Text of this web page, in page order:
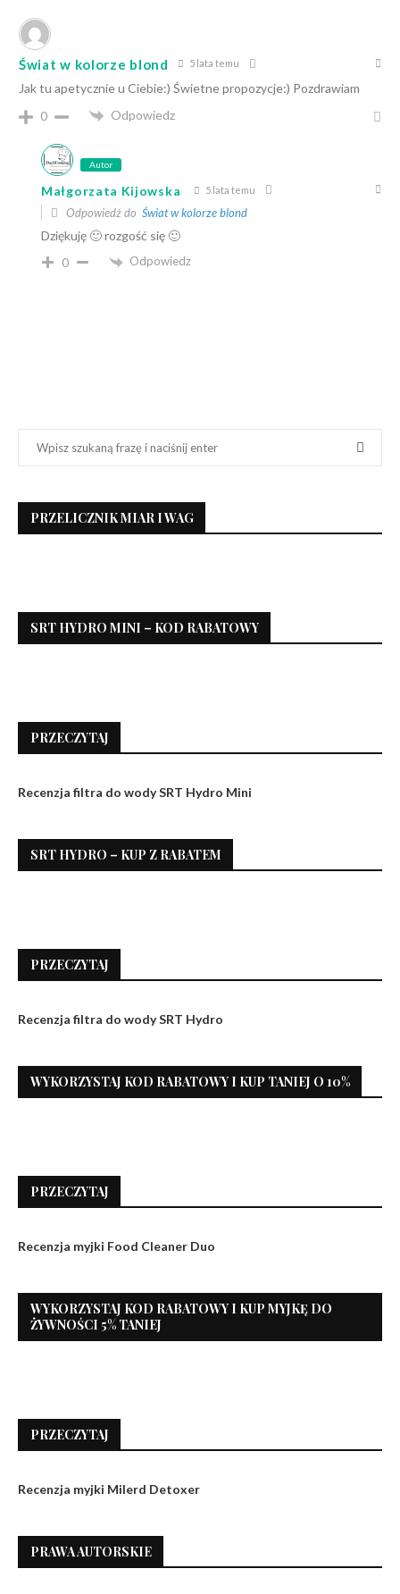
Świat w kolorze blond 5 lata temu
Jak tu apetycznie u Ciebie:) Świetne propozycje:) Pozdrawiam
0
Odpowiedz
Autor
Małgorzata Kijowska 5 lata temu
Odpowiedź do Świat w kolorze blond
Dziękuję 🙂 rozgość się 🙂
0 Odpowiedz
PRZELICZNIK MIAR I WAG
SRT HYDRO MINI – KOD RABATOWY
PRZECZYTAJ
Recenzja filtra do wody SRT Hydro Mini
SRT HYDRO – KUP Z RABATEM
PRZECZYTAJ
Recenzja filtra do wody SRT Hydro
WYKORZYSTAJ KOD RABATOWY I KUP TANIEJ O 10%
PRZECZYTAJ
Recenzja myjki Food Cleaner Duo
WYKORZYSTAJ KOD RABATOWY I KUP MYJKĘ DO
ŻYWNOŚCI 5% TANIEJ
PRZECZYTAJ
Recenzja myjki Milerd Detoxer
PRAWA AUTORSKIE